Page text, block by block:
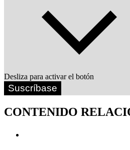
Desliza para activar el botón
Suscríbase
CONTENIDO